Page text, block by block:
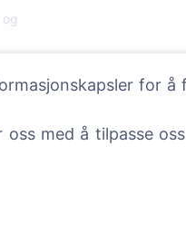
for
oss med å tilpasse